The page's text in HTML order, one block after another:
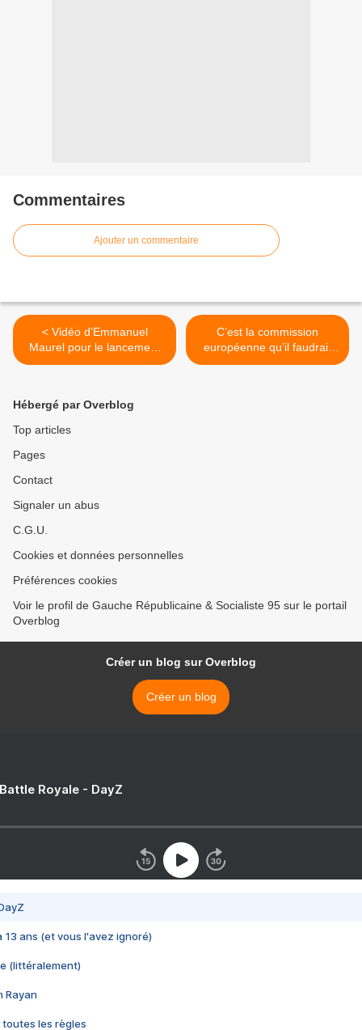
Commentaires
Ajouter un commentaire
< Vidéo d'Emmanuel
Maurel pour le lancement
de la campagne des
C’est la commission
européenne qu’il faudrait
mettre sous surveillance
Hébergé par Overblog
Top articles
Pages
Contact
Signaler un abus
C.G.U.
Cookies et données personnelles
Préférences cookies
Voir le profil de Gauche Républicaine & Socialiste 95 sur le portail
Overblog
Créer un blog sur Overblog
Créer un blog
Royale - DayZ
13 ans (et vous l'avez ignoré)
(littéralement)
Rayan
toutes les règles